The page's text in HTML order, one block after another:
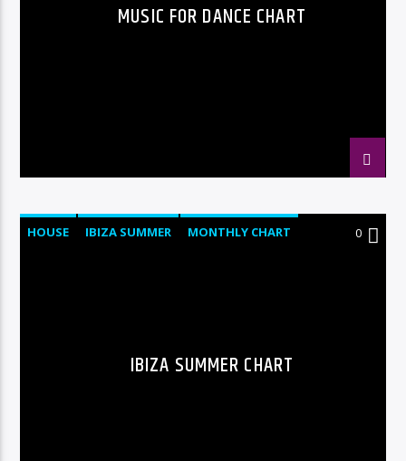
MUSIC FOR DANCE CHART
HOUSE IBIZA SUMMER
MONTHLY CHART
0
IBIZA SUMMER CHART